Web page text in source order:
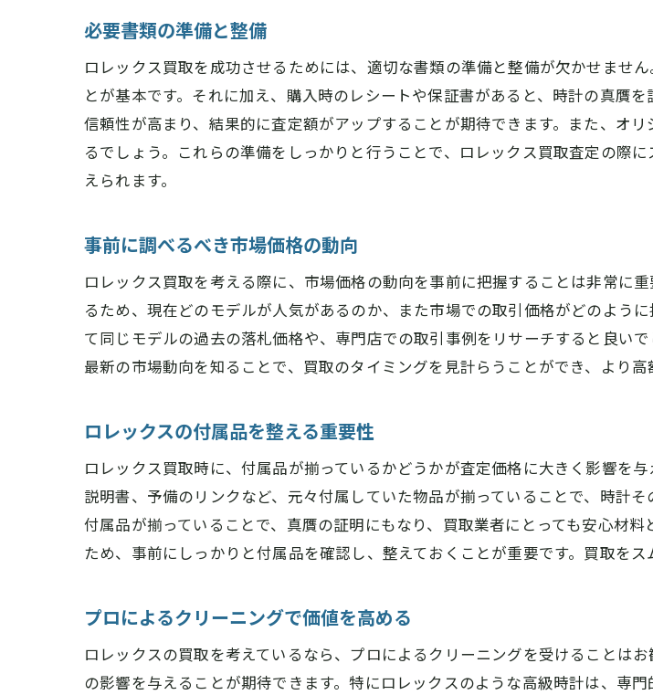
必要書類の準備と整備
ロレックス買取を成功させるためには、適切な書類の準備と整備が欠かせませ
とが基本です。それに加え、購入時のレシートや保証書があると、時計の真贋
信頼性が高まり、結果的に査定額がアップすることが期待できます。また、オ
るでしょう。これらの準備をしっかりと行うことで、ロレックス買取査定の際
えられます。
事前に調べるべき市場価格の動向
ロレックス買取を考える際に、市場価格の動向を事前に把握することは非常に
るため、現在どのモデルが人気があるのか、また市場での取引価格がどのよう
て同じモデルの過去の落札価格や、専門店での取引事例をリサーチすると良い
最新の市場動向を知ることで、買取のタイミングを見計らうことができ、より高
ロレックスの付属品を整える重要性
ロレックス買取時に、付属品が揃っているかどうかが査定価格に大きく影響を
説明書、予備のリンクなど、元々付属していた物品が揃っていることで、時計
付属品が揃っていることで、真贋の証明にもなり、買取業者にとっても安心材
ため、事前にしっかりと付属品を確認し、整えておくことが重要です。買取を
プロによるクリーニングで価値を高める
ロレックスの買取を考えているなら、プロによるクリーニングを受けることは
の影響を与えることが期待できます。特にロレックスのような高級時計は、専